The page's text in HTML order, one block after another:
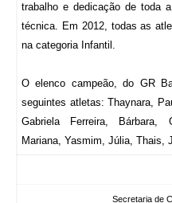
trabalho e dedicação de toda
técnica. Em 2012, todas as
na categoria Infantil.
O elenco campeão, do GR
seguintes atletas: Thaynara,
Gabriela Ferreira, Bárbara,
Mariana, Yasmim, Júlia, Thais,
Secretaria de